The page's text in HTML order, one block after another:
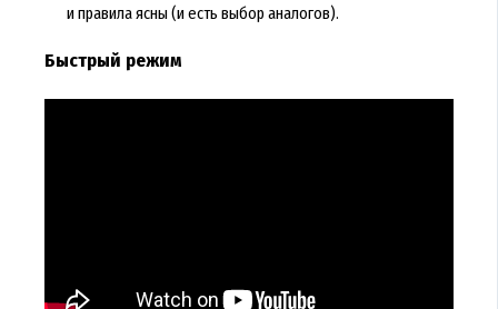
и правила ясны (и есть выбор аналогов).
Быстрый режим